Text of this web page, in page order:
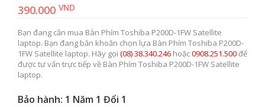
390.000 VND
Bạn đang cần mua Bàn Phím Toshiba P200D-1FW Satellite
laptop. Bạn đang băn khoăn chọn lựa Bàn Phím Toshiba P200D-
1FW Satellite laptop. Hãy gọi (08) 38.340.246 hoặc0908.251.500để
được tư vấn trực tiếp về Bàn Phím Toshiba P200D-1FW Satellite
laptop.
Bảo hành: 1 Năm 1 Đổi 1